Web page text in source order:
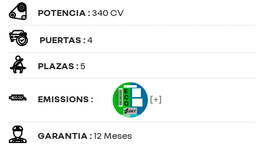
POTENCIA :340 CV
PUERTAS :4
PLAZAS : 5
EMISSIONS : [+]
GARANTIA :12 Meses